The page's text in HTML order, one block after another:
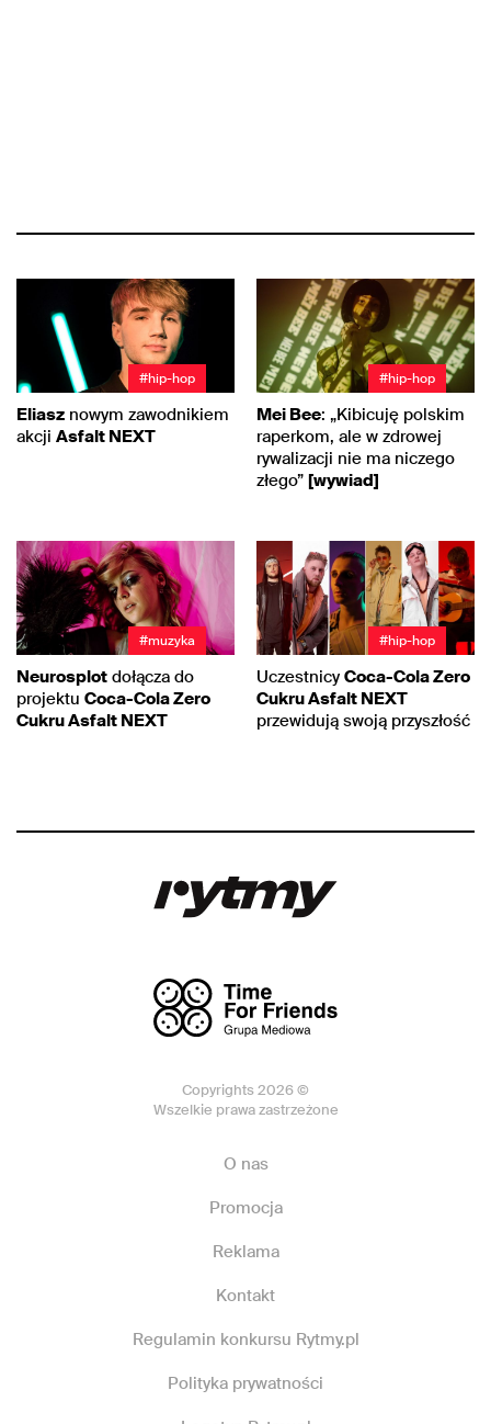
#hip-hop
Eliasz nowym zawodnikiem
akcji Asfalt NEXT
#hip-hop
Mei Bee: „Kibicuję polskim
raperkom, ale w zdrowej
rywalizacji nie ma niczego
złego” [wywiad]
#muzyka
Neurosplot dołącza do
projektu Coca-Cola Zero
Cukru Asfalt NEXT
#hip-hop
Uczestnicy Coca-Cola Zero
Cukru Asfalt NEXT
przewidują swoją przyszłość
Copyrights 2026 ©
Wszelkie prawa zastrzeżone
O nas
Promocja
Reklama
Kontakt
Regulamin konkursu Rytmy.pl
Polityka prywatności